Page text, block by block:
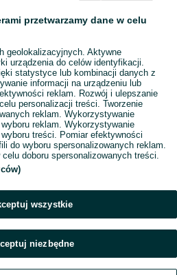
przetwarzamy dane w celu
geolokalizacyjnych. Aktywne
urządzenia do celów identyfikacji.
statystyce lub kombinacji danych z
informacji na urządzeniu lub
reklam. Rozwój i ulepszanie
personalizacji treści. Tworzenie
reklam. Wykorzystywanie
reklam. Wykorzystywanie
treści. Pomiar efektywności
do wyboru spersonalizowanych reklam.
doboru spersonalizowanych treści.
wszystkie
niezbędne